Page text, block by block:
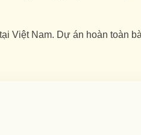
Việt Nam. Dự án hoàn toàn